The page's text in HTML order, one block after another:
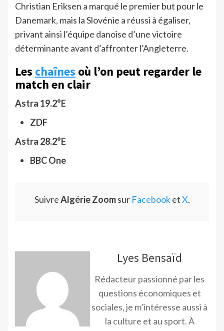
Christian Eriksen a marqué le premier but pour le
Danemark, mais la Slovénie a réussi à égaliser,
privant ainsi l’équipe danoise d’une victoire
déterminante avant d’affronter l’Angleterre.
Les chaînes où l’on peut regarder le
match en clair
Astra 19.2°E
ZDF
Astra 28.2°E
BBC One
SuivreAlgérie Zoomsur FacebooketX.
Lyes Bensaïd
Rédacteur passionné par les
questions économiques et
sociales, je m’intéresse aussi à
la culture et au sport. À